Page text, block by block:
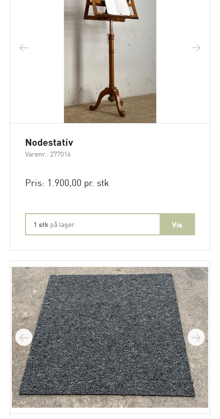
Nodestativ
Varenr.: 277016
Pris: 1.900,00 pr. stk
1 stk på lager